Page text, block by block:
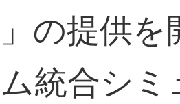
の提供
統合シ